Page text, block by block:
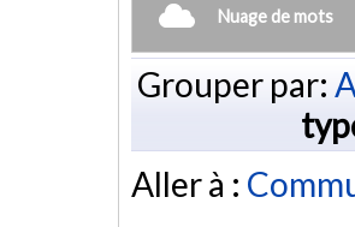
Nuage de mots
Grouper par:
Aller à :